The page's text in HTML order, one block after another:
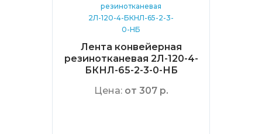
Лента конвейерная
резинотканевая 2Л-120-4-
БКНЛ-65-2-3-0-НБ
Цена: от 307 р.